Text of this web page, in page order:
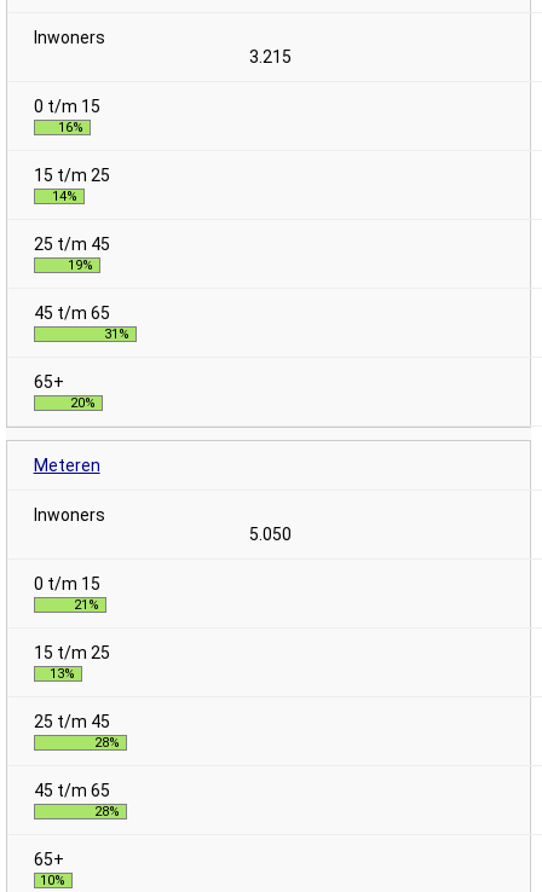
3.215
16%
14%
19%
31%
20%
Meteren
5.050
21%
13%
28%
28%
10%